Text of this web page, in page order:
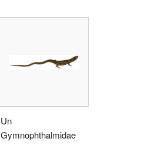
Un
Gymnophthalmidae